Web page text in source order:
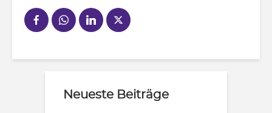
Neueste Beiträge